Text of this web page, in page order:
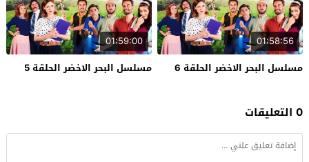
01:58:56
مسلسل البحر الاخضر الحلقة 6
01:59:00
مسلسل البحر الاخضر الحلقة 5
0 التعليقات